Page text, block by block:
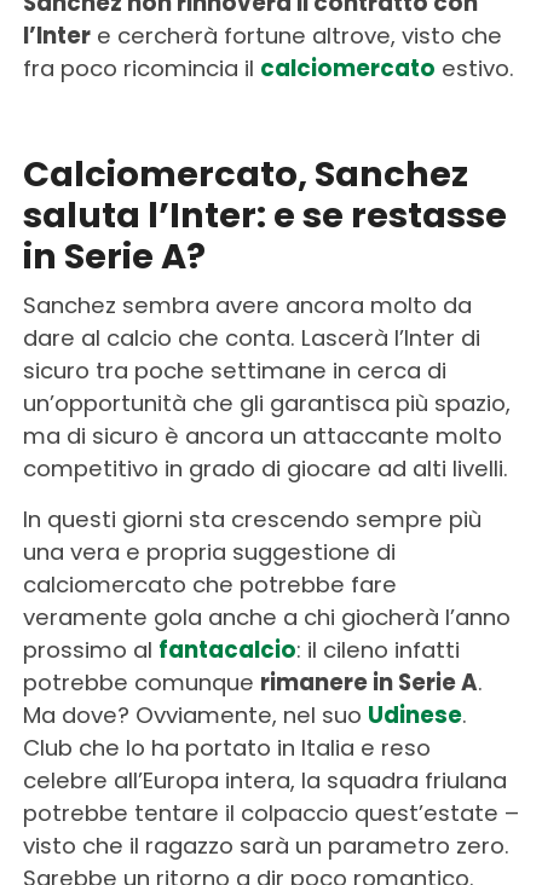
l’Intere cercherà fortune altrove, visto che
fra poco ricomincia il calciomercato estivo.
Calciomercato, Sanchez
saluta l’Inter: e se restasse
in Serie A?
Sanchez sembra avere ancora molto da
dare al calcio che conta. Lascerà l’Inter di
sicuro tra poche settimane in cerca di
un’opportunità che gli garantisca più spazio,
ma di sicuro è ancora un attaccante molto
competitivo in grado di giocare ad alti livelli.
In questi giorni sta crescendo sempre più
una vera e propria suggestione di
calciomercato che potrebbe fare
veramente gola anche a chi giocherà l’anno
prossimo al fantacalcio: il cileno infatti
potrebbe comunque rimanere in Serie A.
Ma dove? Ovviamente, nel suo Udinese.
Club che lo ha portato in Italia e reso
celebre all’Europa intera, la squadra friulana
potrebbe tentare il colpaccio quest’estate –
visto che il ragazzo sarà un parametro zero.
Sarebbe un ritorno a dir poco romantico.